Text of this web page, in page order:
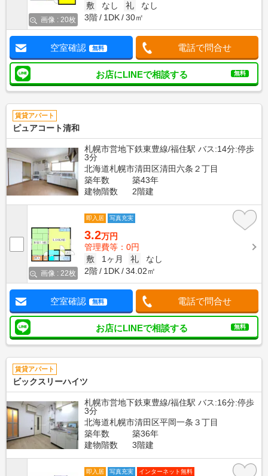
画像 : 20枚
敷
なし 礼
なし
3階
1DK 30㎡
空室確認 無料 電話で問合せ
お店にLINEで相談する 無料
賃貸アパート
ピュアコート清和
札幌市営地下鉄東豊線/福住駅 バス:14分:停歩
3分
北海道札幌市清田区清田六条２丁目
築年数
築43年
建物階数
2階建
画像 : 22枚
即入居 写真充実
3.2万円
管理費等：0円
敷
1ヶ月 礼
なし
2階
1DK 34.02㎡
空室確認 無料 電話で問合せ
お店にLINEで相談する 無料
賃貸アパート
ビックスリーハイツ
札幌市営地下鉄東豊線/福住駅 バス:16分:停歩
3分
北海道札幌市清田区平岡一条３丁目
築年数
築36年
建物階数
3階建
即入居 写真充実 インターネット無料